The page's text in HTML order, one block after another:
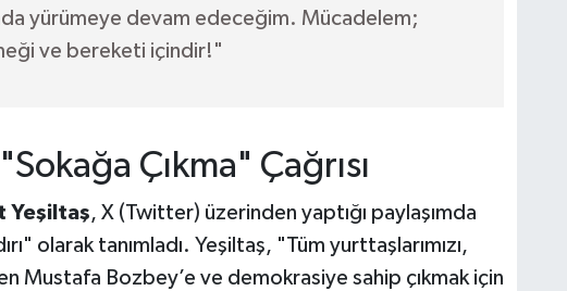
yürümeye devam edeceğim. Mücadelem;
ve bereketi içindir!"
Çıkma" Çağrısı
Yeşiltaş, X (Twitter) üzerinden yaptığı paylaşımda
olarak tanımladı. Yeşiltaş, "Tüm yurttaşlarımızı,
Mustafa Bozbey’e ve demokrasiye sahip çıkmak için